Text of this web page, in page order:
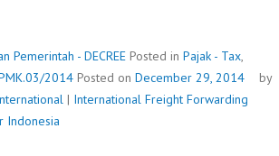
Pemerintah - DECREE Posted in Pajak - Tax,
2014 Posted on December 29, 2014
by
| International Freight Forwarding
Indonesia